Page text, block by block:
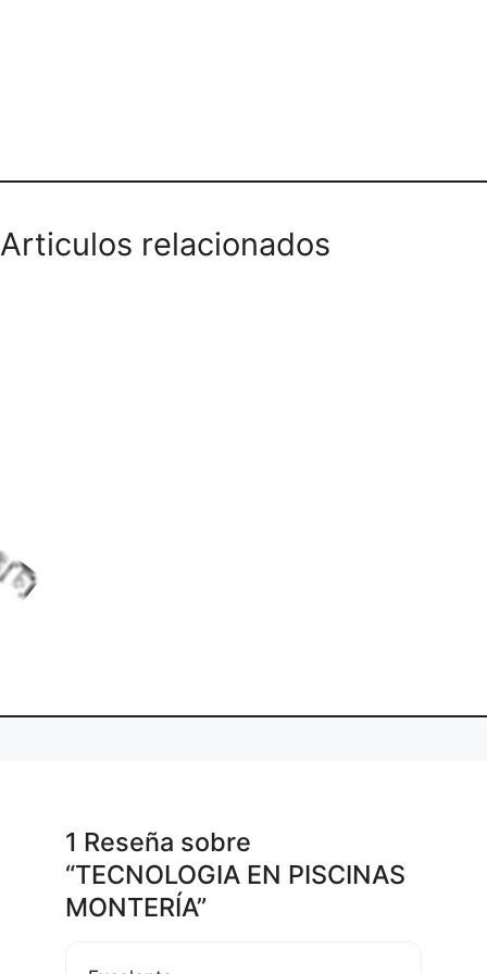
Articulos relacionados
L
o
a
di
n
1 Reseña sobre
“TECNOLOGIA EN PISCINAS
MONTERÍA”